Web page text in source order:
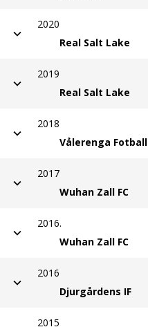
2020
Real Salt Lake
2019
Real Salt Lake
2018
Vålerenga Fotball
2017
Wuhan Zall FC
2016.
Wuhan Zall FC
2016
Djurgårdens IF
2015